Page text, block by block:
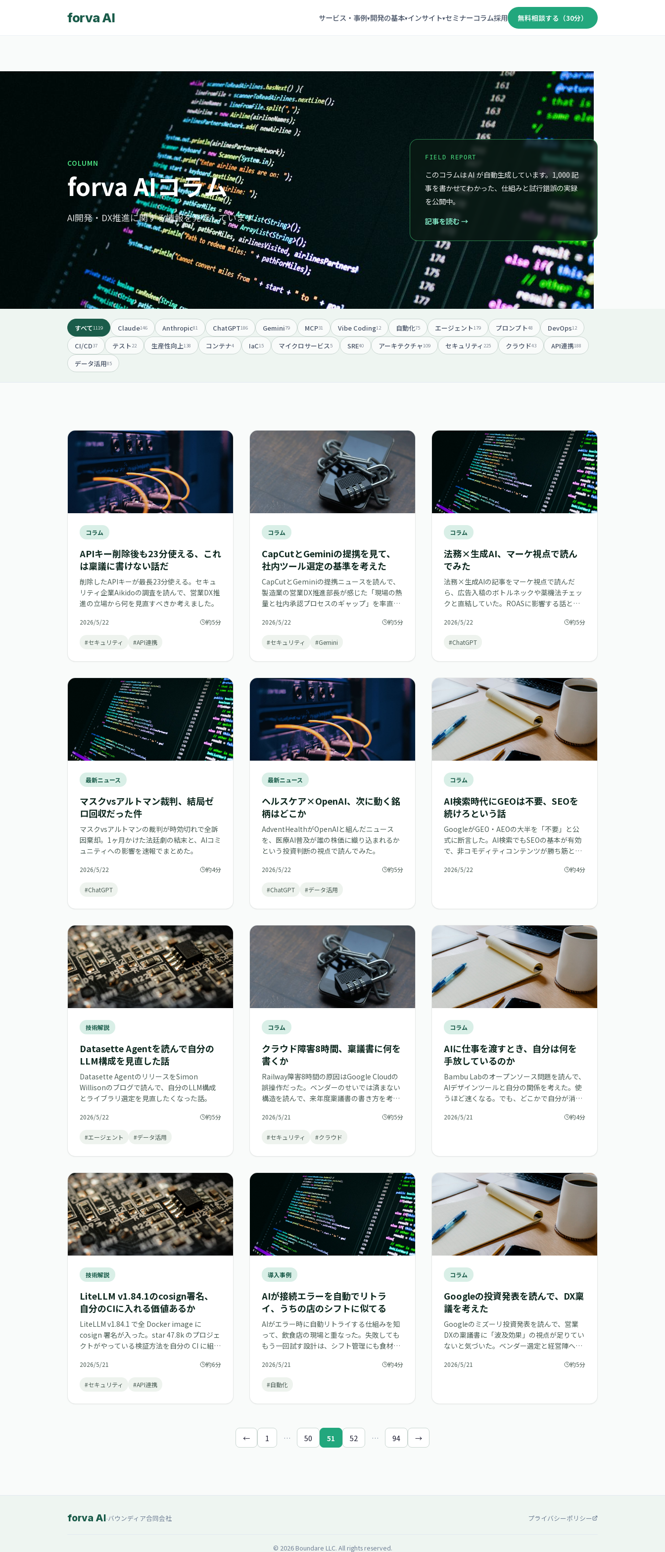
forva AI サービス・事例▾開発の基本▾インサイト▾セミナーコラム採用 無料相談する（30分）
COLUMN
forva AIコラム
AI開発・DX推進に関する情報を発信しています。
FIELD REPORT
このコラムは AI が自動生成しています。1,000 記
事を書かせてわかった、仕組みと試行錯誤の実録
を公開中。
記事を読む →
すべて1119 Claude146 Anthropic81 ChatGPT186 Gemini79 MCP31 Vibe Coding12 自動化75 エージェント 179 プロンプト48 DevOps12
CI/CD37 テスト 22 生産性向上138 コンテナ4 IaC15 マイクロサービス5 SRE40 アーキテクチャ 109 セキュリティ 225 クラウド43 API連携188
データ活用85
コラム
APIキー削除後も23分使える、これ
は稟議に書けない話だ
削除したAPIキーが最長23分使える。セキュ
リティ企業Aikidoの調査を読んで、営業DX推
進の立場から何を見直すべきか考えました。
2026/5/22 約5分
#セキュリティ #API連携
コラム
CapCutとGeminiの提携を見て、
社内ツール選定の基準を考えた
CapCutとGeminiの提携ニュースを読んで、
製造業の営業DX推進部長が感じた「現場の熱
量と社内承認プロセスのギャップ」を率直に
2026/5/22 約5分
#セキュリティ #Gemini
コラム
法務×生成AI、マーケ視点で読ん
でみた
法務×生成AIの記事をマーケ視点で読んだ
ら、広告入稿のボトルネックや薬機法チェッ
クと直結していた。ROASに影響する話とし
2026/5/22 約5分
#ChatGPT
最新ニュース
マスクvsアルトマン裁判、結局ゼ
ロ回収だった件
マスクvsアルトマンの裁判が時効切れで全訴
因棄却。1ヶ月かけた法廷劇の結末と、AIコミ
ュニティへの影響を速報でまとめた。
2026/5/22 約4分
#ChatGPT
最新ニュース
ヘルスケア×OpenAI、次に動く銘
柄はどこか
AdventHealthがOpenAIと組んだニュース
を、医療AI普及が誰の株価に織り込まれるか
という投資判断の視点で読んでみた。
2026/5/22 約5分
#ChatGPT #データ活用
コラム
AI検索時代にGEOは不要、SEOを
続けろという話
GoogleがGEO・AEOの大半を「不要」と公
式に断言した。AI検索でもSEOの基本が有効
で、非コモディティコンテンツが勝ち筋とい
2026/5/22 約4分
技術解説
Datasette Agentを読んで自分の
LLM構成を見直した話
Datasette AgentのリリースをSimon
Willisonのブログで読んで、自分のLLM構成
とライブラリ選定を見直したくなった話。
2026/5/22 約5分
#エージェント #データ活用
コラム
クラウド障害8時間、稟議書に何を
書くか
Railway障害8時間の原因はGoogle Cloudの
誤操作だった。ベンダーのせいでは済まない
構造を読んで、来年度稟議書の書き方を考え
2026/5/21 約5分
#セキュリティ #クラウド
コラム
AIに仕事を渡すとき、自分は何を
手放しているのか
Bambu Labのオープンソース問題を読んで、
AIデザインツールと自分の関係を考えた。使
うほど速くなる。でも、どこかで自分が消え
2026/5/21 約4分
技術解説
LiteLLM v1.84.1のcosign署名、
自分のCIに入れる価値あるか
LiteLLM v1.84.1 で全 Docker image に
cosign 署名が入った。star 47.8k のプロジェ
クトがやっている検証方法を自分の CI に組み
2026/5/21 約6分
#セキュリティ #API連携
導入事例
AIが接続エラーを自動でリトラ
イ、うちの店のシフトに似てる
AIがエラー時に自動リトライする仕組みを知
って、飲食店の現場と重なった。失敗しても
もう一回試す設計は、シフト管理にも食材ロ
2026/5/21 約4分
#自動化
コラム
Googleの投資発表を読んで、DX稟
議を考えた
Googleのミズーリ投資発表を読んで、営業
DXの稟議書に「波及効果」の視点が足りてい
ないと気づいた。ベンダー選定と経営陣への
2026/5/21 約5分
← 1 … 50 51 52 … 94 →
forva AI-バウンディア合同会社 プライバシーポリシー
© 2026 Boundare LLC. All rights reserved.